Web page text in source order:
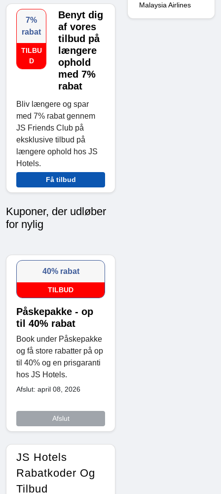
7%
rabat
TILBU
D
Benyt dig
af vores
tilbud på
længere
ophold
med 7%
rabat
Bliv længere og spar
med 7% rabat gennem
JS Friends Club på
eksklusive tilbud på
længere ophold hos JS
Hotels.
Få tilbud
Kuponer, der udløber
for nylig
40% rabat
TILBUD
Påskepakke - op
til 40% rabat
Book under Påskepakke
og få store rabatter på op
til 40% og en prisgaranti
hos JS Hotels.
Afslut: april 08, 2026
Afslut
JS Hotels
Rabatkoder Og
Tilbud
Malaysia Airlines